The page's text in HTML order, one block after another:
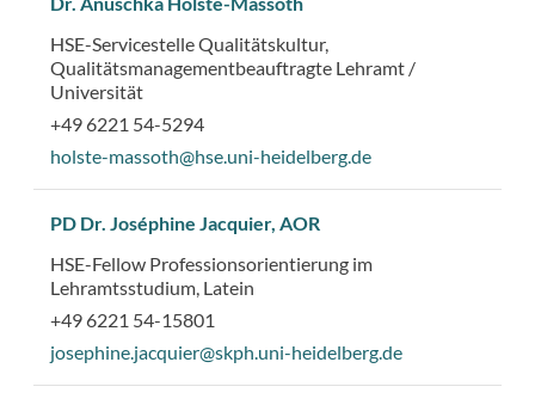
HSE-Servicestelle Qualitätskultur,
Qualitätsmanagementbeauftragte Lehramt /
Universität
+49 6221 54-5294
holste-massoth@hse.uni-heidelberg.de
PD Dr. Joséphine Jacquier, AOR
HSE-Fellow Professionsorientierung im
Lehramtsstudium, Latein
+49 6221 54-15801
josephine.jacquier@skph.uni-heidelberg.de